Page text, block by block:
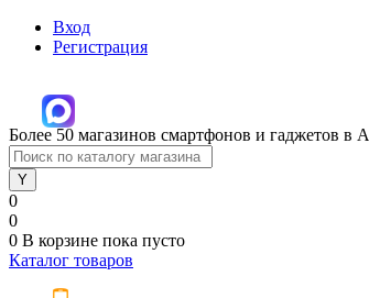
Вход
Регистрация
Более 50 магазинов смартфонов и гаджетов в
0
0
0 В корзине пока пусто
Каталог товаров